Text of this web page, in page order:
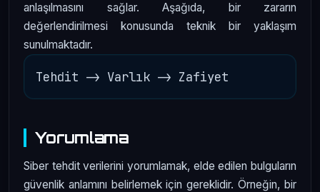
anlaşılmasını sağlar. Aşağıda, bir zararın
değerlendirilmesi konusunda teknik bir yaklaşım
sunulmaktadır.
Yorumlama
Siber tehdit verilerini yorumlamak, elde edilen bulguların
güvenlik anlamını belirlemek için gereklidir. Örneğin, bir